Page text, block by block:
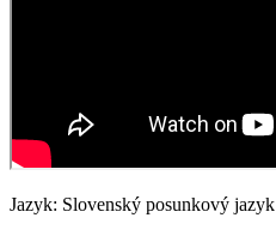
Jazyk: Slovenský posunkový jazyk